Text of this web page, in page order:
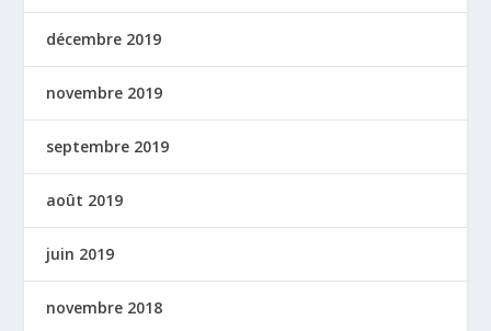
décembre 2019
novembre 2019
septembre 2019
août 2019
juin 2019
novembre 2018